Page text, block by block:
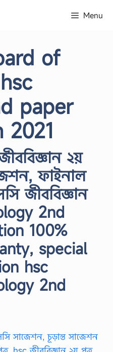
Menu
of
paper
2021
২য়
ফাইনাল
জীববিজ্ঞান
2nd
100%
special
hsc
2nd